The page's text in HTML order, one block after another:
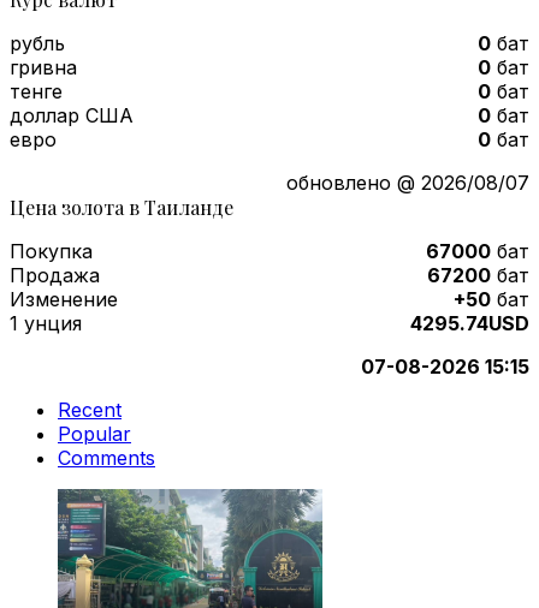
рубль 0 бат
гривна
0 бат
тенге
0 бат
доллар США
0 бат
евро
0 бат
обновлено @ 2026/08/07
Цена золота в Таиланде
Покупка 67000 бат
Продажа
67200 бат
Изменение
+50 бат
1 унция
4295.74USD
07-08-2026 15:15
Recent
Popular
Comments